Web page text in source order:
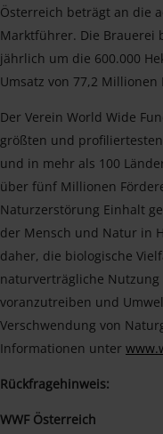
Österreich beträgt an die
Marktführer. Die Brauerei
jährlich um die 600.000
Umsatz von 77,2 Millionen
Der Verein World Wide
größten und
und in mehr als 100
über fünf Millionen
Naturzerstörung Einhalt
der Mensch und Natur in
daher, die biologische
naturverträgliche
voranzutreiben und
Verschwendung von
Informationen unter
Rückfragehinweis:
WWF Österreich